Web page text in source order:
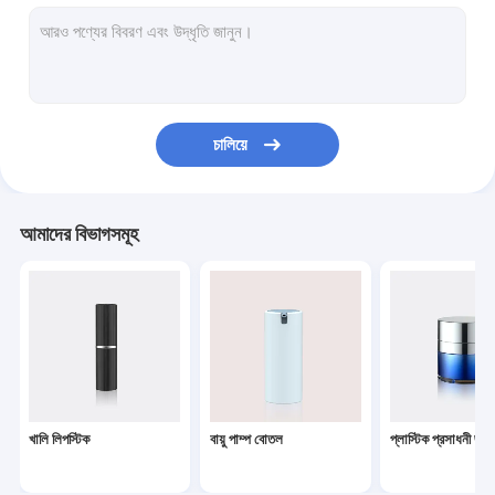
প্রসাধনী চিকিত্সা পাম্প
PET প্রসাধনী বোতল
Foaming সাবান পাম্প
পেরেক পোলিশ remover পাম্প
চালিয়ে
আমাদের বিভাগসমূহ
খালি লিপস্টিক বায়ু পাম্প বোতল প্লাস্টিক প্রসাধনী জার্স